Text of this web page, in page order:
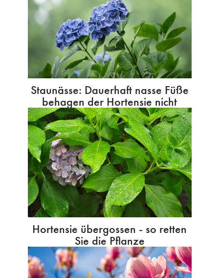
Staunässe: Dauerhaft nasse Füße
behagen der Hortensie nicht
Hortensie übergossen - so retten
Sie die Pflanze